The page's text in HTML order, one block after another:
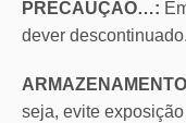
PRECAUÇÃO…:
dever descontinuado.
seja, evite